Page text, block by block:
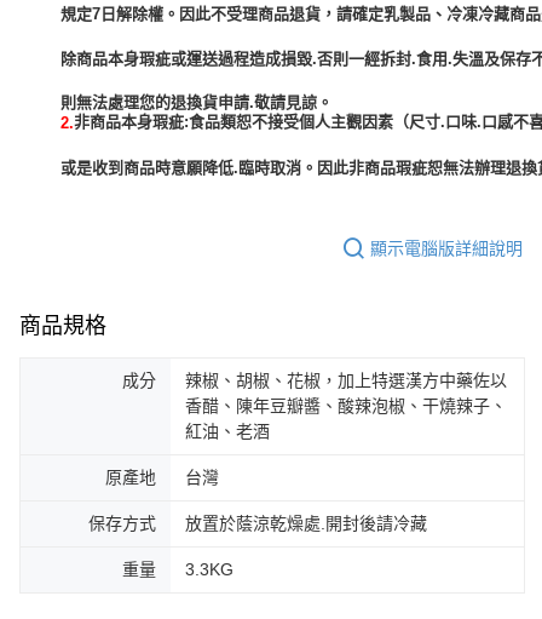
規定7日解除權。因此不受理商品退貨，請確定乳製品、冷凍冷藏商
除商品本身瑕疵或運送過程造成損毀.否則一經拆封.食用.失溫及保存
2.非商品本身瑕疵:食品類恕不接受個人主觀因素（尺寸.口味.口感不
或是收到商品時意願降低.臨時取消。因此非商品瑕疵恕無法辦理退
顯示電腦版詳細說明
商品規格
成分
辣椒、胡椒、花椒，加上特選漢方中藥佐以
香醋、陳年豆瓣醬、酸辣泡椒、干燒辣子、
紅油、老酒
原產地 台灣
保存方式 放置於蔭涼乾燥處.開封後請冷藏
重量 3.3KG